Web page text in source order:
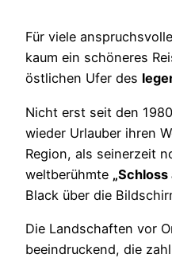
Für viele
kaum ein schöneres
östlichen Ufer des
Nicht erst seit den
wieder Urlauber ihren
Region, als seinerzeit
weltberühmte „Schloss
Black über die
Die Landschaften vor
beeindruckend, die